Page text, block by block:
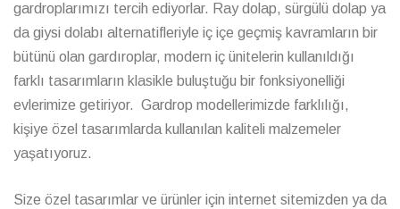
gardroplarımızı tercih ediyorlar. Ray dolap, sürgülü dolap ya
da giysi dolabı alternatifleriyle iç içe geçmiş kavramların bir
bütünü olan gardıroplar, modern iç ünitelerin kullanıldığı
farklı tasarımların klasikle buluştuğu bir fonksiyonelliği
evlerimize getiriyor. Gardrop modellerimizde farklılığı,
kişiye özel tasarımlarda kullanılan kaliteli malzemeler
yaşatıyoruz.
Size özel tasarımlar ve ürünler için internet sitemizden ya da